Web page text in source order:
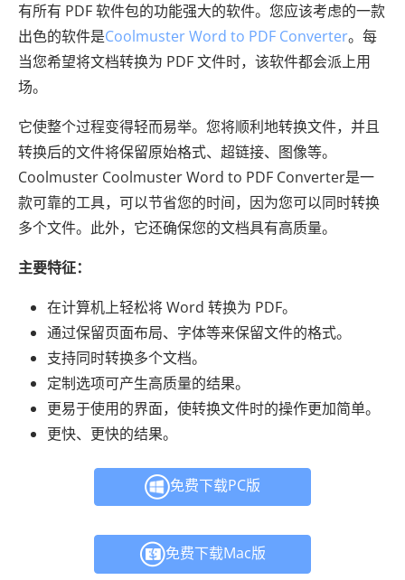
有所有 PDF 软件包的功能强大的软件。您应该考虑的一款
出色的软件是Coolmuster Word to PDF Converter。每
当您希望将文档转换为 PDF 文件时，该软件都会派上用
场。
它使整个过程变得轻而易举。您将顺利地转换文件，并且
转换后的文件将保留原始格式、超链接、图像等。
Coolmuster Coolmuster Word to PDF Converter是一
款可靠的工具，可以节省您的时间，因为您可以同时转换
多个文件。此外，它还确保您的文档具有高质量。
主要特征：
在计算机上轻松将 Word 转换为 PDF。
通过保留页面布局、字体等来保留文件的格式。
支持同时转换多个文档。
定制选项可产生高质量的结果。
更易于使用的界面，使转换文件时的操作更加简单。
更快、更快的结果。
免费下载PC版
免费下载Mac版